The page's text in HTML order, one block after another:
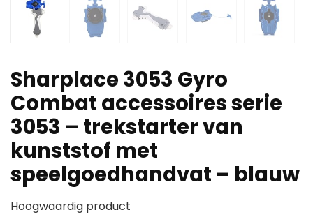
Sharplace 3053 Gyro
Combat accessoires serie
3053 – trekstarter van
kunststof met
speelgoedhandvat – blauw
Hoogwaardig product